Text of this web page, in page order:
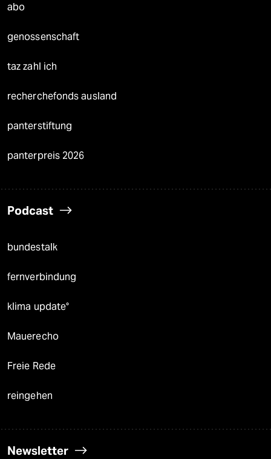
abo
genossenschaft
taz zahl ich
recherchefonds ausland
panterstiftung
panterpreis 2026
Podcast
bundestalk
fernverbindung
klima update°
Mauerecho
Freie Rede
reingehen
Newsletter